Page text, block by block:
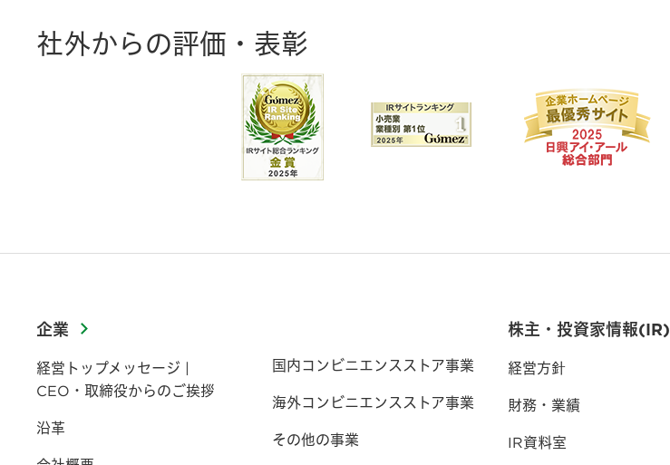
社外からの評価・表彰
企業
経営トップメッセージ |
CEO・取締役からのご挨拶
沿革
国内コンビニエンスストア事業
海外コンビニエンスストア事業
その他の事業
株主・投資家情報(IR)
経営方針
財務・業績
IR資料室